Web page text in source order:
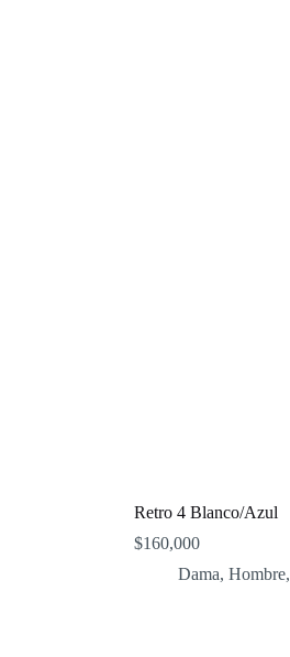
Retro 4 Blanco/Azul
$160,000
Dama, Hombre,